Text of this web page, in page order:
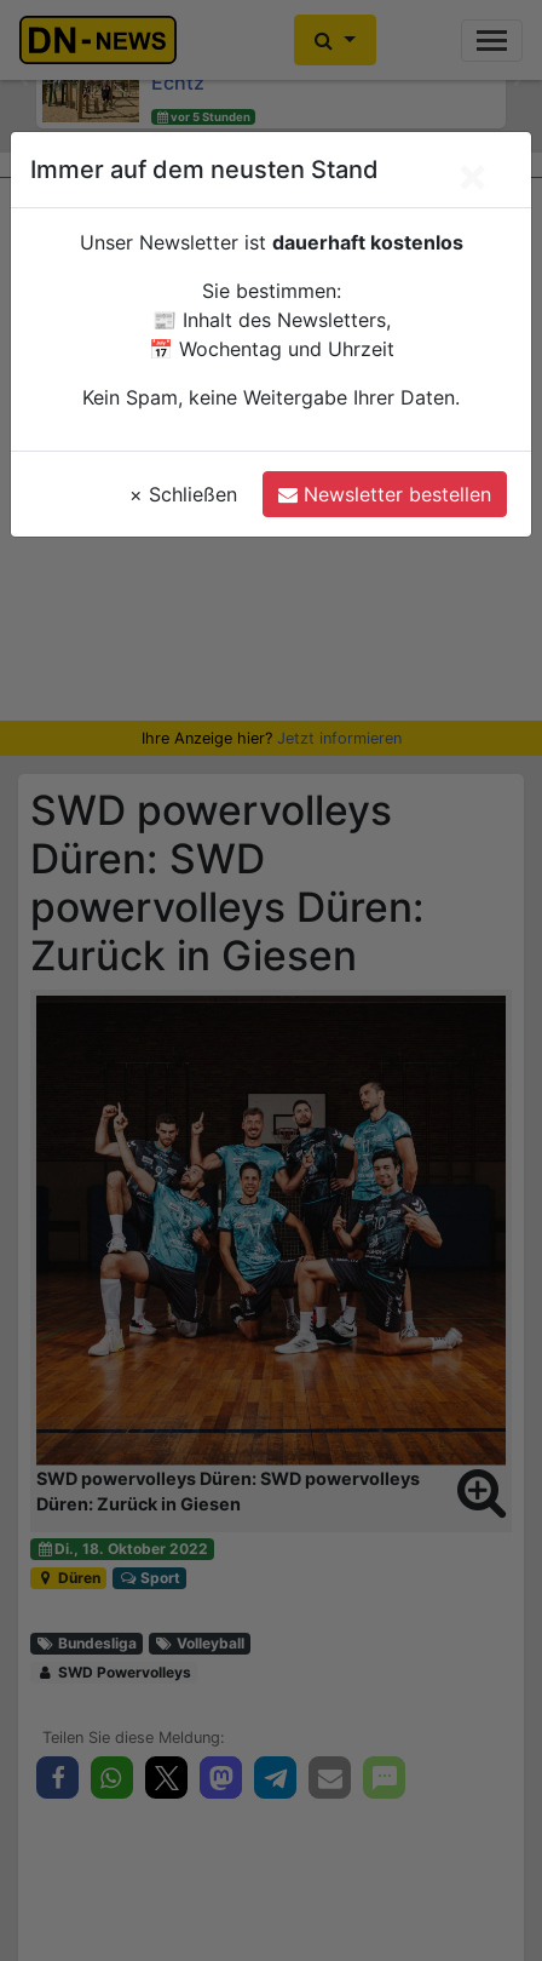
Kinder- und Jugendsprecherinnen
des Jugendheims engagieren sich für
Echtz
vor 5 Stunden
Kein Alkoholkonsum in der
Schwangerschaft: Interaktive
Wanderausstellung ZERO! im
Kreishaus
Düren
Verwaltung
Previous
Ihre Anzeige hier? Jetzt informieren
SWD powervolleys
Düren: SWD
powervolleys Düren:
Zurück in Giesen
SWD powervolleys Düren: SWD powervolleys
Düren: Zurück in Giesen
Di., 18. Oktober 2022
Düren
Sport
Bundesliga
Volleyball
SWD Powervolleys
Immer auf dem neusten Stand
Unser Newsletter ist dauerhaft kostenlos
Sie bestimmen:
📰 Inhalt des Newsletters,
📅 Wochentag und Uhrzeit
Kein Spam, keine Weitergabe Ihrer Daten.
× Schließen Newsletter bestellen